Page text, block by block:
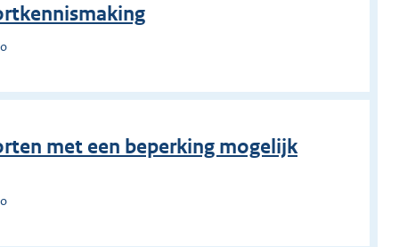
met een beperking mogelijk